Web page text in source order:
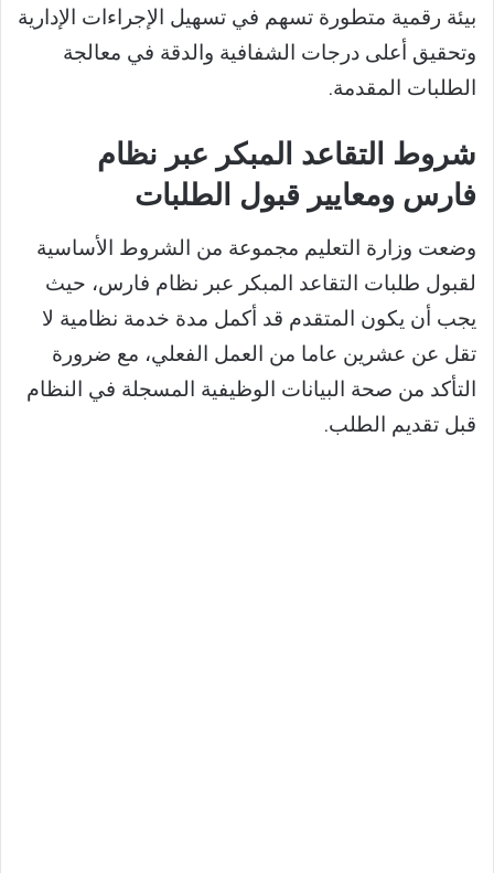
بيئة رقمية متطورة تسهم في تسهيل الإجراءات الإدارية
وتحقيق أعلى درجات الشفافية والدقة في معالجة
الطلبات المقدمة.
شروط التقاعد المبكر عبر نظام
فارس ومعايير قبول الطلبات
وضعت وزارة التعليم مجموعة من الشروط الأساسية
لقبول طلبات التقاعد المبكر عبر نظام فارس، حيث
يجب أن يكون المتقدم قد أكمل مدة خدمة نظامية لا
تقل عن عشرين عاما من العمل الفعلي، مع ضرورة
التأكد من صحة البيانات الوظيفية المسجلة في النظام
قبل تقديم الطلب.